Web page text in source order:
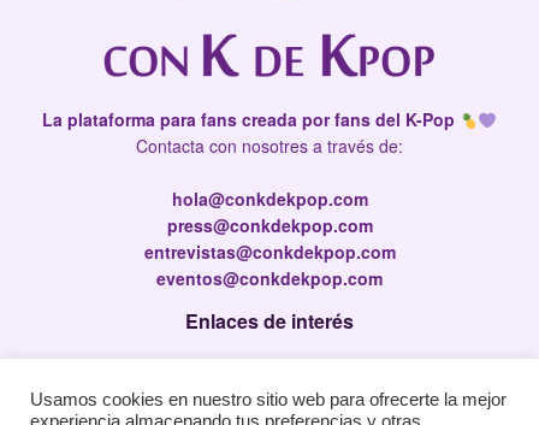
La plataforma para fans creada por fans del K-Pop
Contacta con nosotres a través de:
hola@conkdekpop.com
press@conkdekpop.com
entrevistas@conkdekpop.com
eventos@conkdekpop.com
Enlaces de interés
Política de privacidad
Usamos cookies en nuestro sitio web para ofrecerte la mejor